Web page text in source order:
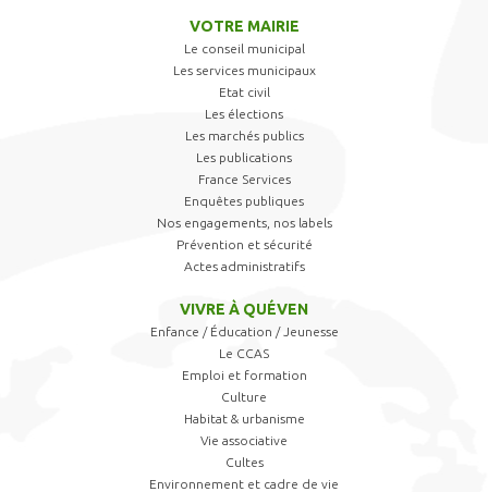
VOTRE MAIRIE
Le conseil municipal
Les services municipaux
Etat civil
Les élections
Les marchés publics
Les publications
France Services
Enquêtes publiques
Nos engagements, nos labels
Prévention et sécurité
Actes administratifs
VIVRE À QUÉVEN
Enfance / Éducation / Jeunesse
Le CCAS
Emploi et formation
Culture
Habitat & urbanisme
Vie associative
Cultes
Environnement et cadre de vie